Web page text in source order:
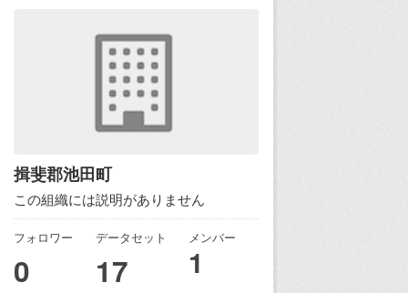
揖斐郡池田町
この組織には説明がありません
フォロワー
0
データセット
17
メンバー
1